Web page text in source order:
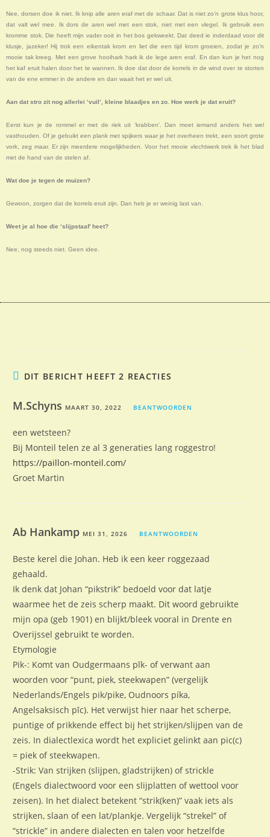
Nee, dorsen doe ik niet. Ik knip alle aren eraf met de schaar. Dat is niet zo’n grote klus hoor,
dat valt wel mee. Ik dors de aren wel met een stok, niet met een vlegel. Ik gebruik een
kromme stok. Die heeft mijn vader ooit in het bos gekweekt. Dat deed ie inderdaad voor dit
klusje, jazeker! Hij trok een eikentak krom en liet die een tijd krom groeien, zodat je zo’n
mooie tak kreeg. Met een grove hooihark hark ik de lege aren eraf. En dan kun je het nog
het kaf eruit halen door het te wannen. Ik doe dat door de korrels in de wind over te storten
van de ene emmer in de andere en dan waait het er wel uit.
Aan dat stro zit nog allerlei ‘vuil’, kleine blaadjes en zo. Hoe werk je dat eruit?
Eerst kun je de rommel er met de riek uit ‘krabben’. Dan moet iemand anders het wel
vasthouden. Of je gebuikt een plank met spijkers waar je het overheen trekt, een soort grote
vork, zeg maar. Er zijn meerdere mogelijkheden. Voor het mooie vlechtwerk trek ik het blad
met de hand van de stelen af.
Wat doe je tegen de muizen?
Gewoon, zorgen dat de korrels eruit zijn. Dan heb je er weinig last van.
Weet je al hoe die ‘slijpstaaf’ heet?
Nee, nog steeds niet. Geen idee.
DIT BERICHT HEEFT 2 REACTIES
M.Schyns MAART 30, 2022 BEANTWOORDEN
een wetsteen?
Bij Monteil telen ze al 3 generaties lang roggestro!
https://paillon-monteil.com/
Groet Martin
Ab Hankamp MEI 31, 2026 BEANTWOORDEN
Beste kerel die Johan. Heb ik een keer roggezaad
gehaald.
Ik denk dat Johan “pikstrik” bedoeld voor dat latje
waarmee het de zeis scherp maakt. Dit woord gebruikte
mijn opa (geb 1901) en blijkt/bleek vooral in Drente en
Overijssel gebruikt te worden.
Etymologie
Pik-: Komt van Oudgermaans pīk- of verwant aan
woorden voor “punt, piek, steekwapen” (vergelijk
Nederlands/Engels pik/pike, Oudnoors píka,
Angelsaksisch pīc). Het verwijst hier naar het scherpe,
puntige of prikkende effect bij het strijken/slijpen van de
zeis. In dialectlexica wordt het expliciet gelinkt aan pic(c)
= piek of steekwapen.
-Strik: Van strijken (slijpen, gladstrijken) of strickle
(Engels dialectwoord voor een slijplatten of wettool voor
zeisen). In het dialect betekent “strik(ken)” vaak iets als
strijken, slaan of een lat/plankje. Vergelijk “strekel” of
“strickle” in andere dialecten en talen voor hetzelfde